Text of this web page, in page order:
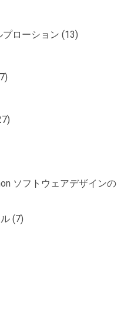
ローション (13)
ソフトウェアデザインの
(7)